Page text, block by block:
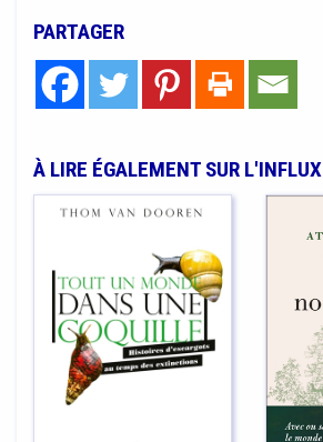
PARTAGER
À LIRE ÉGALEMENT SUR L'INFLUX